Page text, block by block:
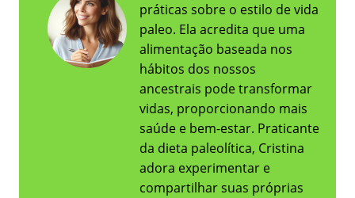
práticas sobre o estilo de vida
paleo. Ela acredita que uma
alimentação baseada nos
hábitos dos nossos
ancestrais pode transformar
vidas, proporcionando mais
saúde e bem-estar. Praticante
da dieta paleolítica, Cristina
adora experimentar e
compartilhar suas próprias